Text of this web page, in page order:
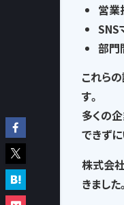
営業
SNS
部門
これら
す。
多くの
できずに
株式会
きました。